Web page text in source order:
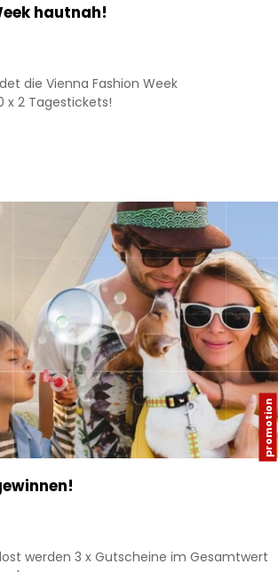
hautnah!
die Vienna Fashion Week
x 2 Tagestickets!
werden 3 x Gutscheine im Gesamtwert